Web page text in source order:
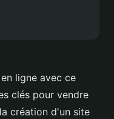
ligne avec ce
clés pour vendre
création d'un site